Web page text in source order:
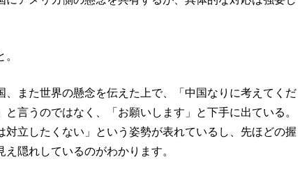
、また世界の懸念を伝えた上で、「中国なりに考えてくだ
言うのではなく、「お願いします」と下手に出ている。
対立したくない」という姿勢が表れているし、先ほどの握
隠れしているのがわかります。